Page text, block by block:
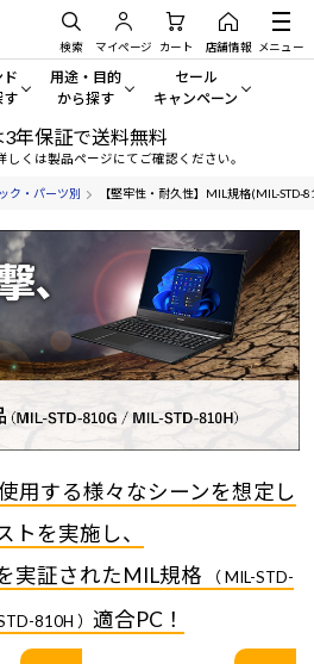
検索 マイページ カート 店舗情報 メニュー
をすべてみる
ド
す
11 |Copilot+ PC
用途・目的
から探す
一般向けパソコン
ゲーミングPC・ゲーム向けパソコン
クリエイティブ向け
ビジネス向けパソコン
学習向けパソコン
AIおすすめパソコン
Windows 11|Copilot+ PC
セール
キャンペーン
セール・キャンペー
期間限定セール
アウトレットパソコン
すべて新品の旧モデル製品
おすすめ目玉パソコン
今イチオシのパソコンをピ
3年保証で送料無料
くは製品ページにてご確認ください。
ク・パーツ別 【堅牢性・耐久性】MIL規格(MIL-STD-
用する様々なシーンを想定し
トを実施し、
実証されたMIL規格
（ MIL-STD-
810H ） 適合PC！